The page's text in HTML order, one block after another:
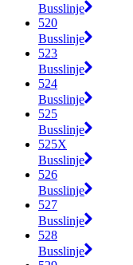
Busslinje
520
Busslinje
523
Busslinje
524
Busslinje
525
Busslinje
525X
Busslinje
526
Busslinje
527
Busslinje
528
Busslinje